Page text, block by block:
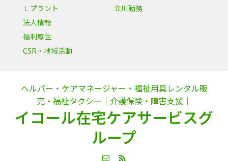
Ｌプラント
法人情報
福利厚生
CSR・地域活動
立川勤務
ヘルパー・ケアマネージャー・福祉用具レンタル販
売・福祉タクシー｜介護保険・障害支援｜
イコール在宅ケアサービスグ
ループ